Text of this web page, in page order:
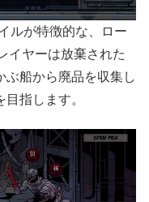
ルが特徴的な、ロー
イヤーは放棄された
ぶ船から廃品を収集し
指します。